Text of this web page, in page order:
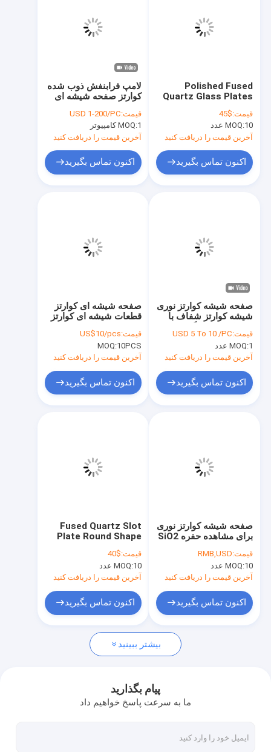
کنترل کیفیت
با ما تماس بگیرید
شیشه کوارتز نوری
لامپ فرابنفش ذوب شده
کوارتز صفحه شیشه ای
برابر حرارت شفاف
قیمت:USD 1-200/PC
MOQ:1 کامپیوتر
آخرین قیمت را دریافت کنید
اکنون تماس بگیرید
Polished Fused
Quartz Glass Plates
Customized Size
قیمت:$45
MOQ:10 عدد
آخرین قیمت را دریافت کنید
اکنون تماس بگیرید
صفحه شیشه ای کوارتز
قطعات شیشه ای کوارتز
قیمت:US$10/pcs
MOQ:10PCS
آخرین قیمت را دریافت کنید
اکنون تماس بگیرید
صفحه شیشه کوارتز نوری
شیشه کوارتز شفاف با
قیمت:USD 5 To 10 /PC
MOQ:1 عدد
آخرین قیمت را دریافت کنید
اکنون تماس بگیرید
Fused Quartz Slot
Plate Round Shape
قیمت:$40
MOQ:10 عدد
آخرین قیمت را دریافت کنید
اکنون تماس بگیرید
صفحه شیشه کوارتز نوری
برای مشاهده حفره SiO2
قیمت:RMB,USD
MOQ:10 عدد
آخرین قیمت را دریافت کنید
اکنون تماس بگیرید
بیشتر ببینید
پیام بگذارید
ما به سرعت پاسخ خواهیم داد